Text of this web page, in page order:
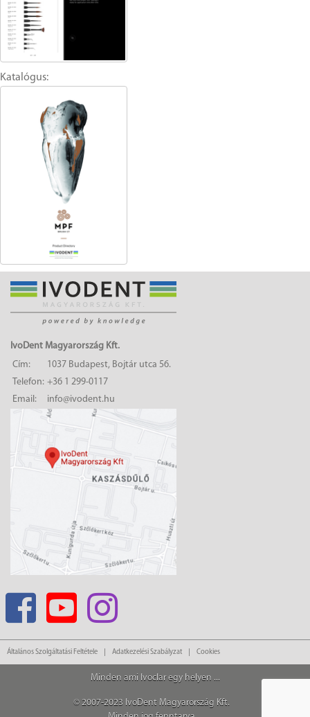
Katalógus:
IvoDent Magyarország Kft.
Cím:
1037 Budapest, Bojtár utca 56.
Telefon: +36 1 299-0117
Email:
info@ivodent.hu
Általános Szolgáltatási Feltétele Adatkezelési Szabályzat Cookies
© 2007-2023 IvoDent Magyarország Kft.
Minden ami Ivoclar egy helyen ...